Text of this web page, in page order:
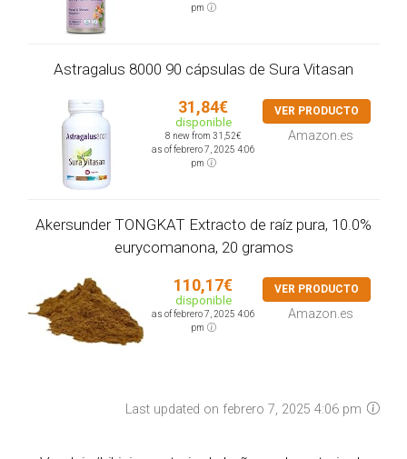
pm
Astragalus 8000 90 cápsulas de Sura Vitasan
31,84€
disponible
8 new from 31,52€
as of febrero 7, 2025 4:06
pm
VER PRODUCTO
Amazon.es
Akersunder TONGKAT Extracto de raíz pura, 10.0%
eurycomanona, 20 gramos
110,17€
disponible
as of febrero 7, 2025 4:06
pm
VER PRODUCTO
Amazon.es
Last updated on febrero 7, 2025 4:06 pm